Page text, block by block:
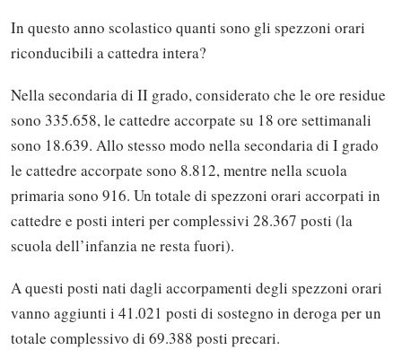
In questo anno scolastico quanti sono gli spezzoni orari
riconducibili a cattedra intera?
Nella secondaria di II grado, considerato che le ore residue
sono 335.658, le cattedre accorpate su 18 ore settimanali
sono 18.639. Allo stesso modo nella secondaria di I grado
le cattedre accorpate sono 8.812, mentre nella scuola
primaria sono 916. Un totale di spezzoni orari accorpati in
cattedre e posti interi per complessivi 28.367 posti (la
scuola dell’infanzia ne resta fuori).
A questi posti nati dagli accorpamenti degli spezzoni orari
vanno aggiunti i 41.021 posti di sostegno in deroga per un
totale complessivo di 69.388 posti precari.